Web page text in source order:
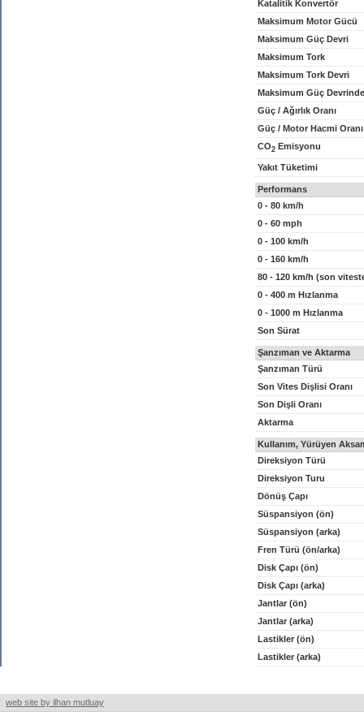
Katalitik Konvertör
Maksimum Motor Gücü
Maksimum Güç Devri
Maksimum Tork
Maksimum Tork Devri
Maksimum Güç
Güç / Ağırlık Oranı
Güç / Motor Hacmi Oranı
CO2 Emisyonu
Yakıt Tüketimi
Performans
0 - 80 km/h
0 - 60 mph
0 - 100 km/h
0 - 160 km/h
80 - 120 km/h (son
0 - 400 m Hızlanma
0 - 1000 m Hızlanma
Son Sürat
Şanzıman ve Aktarma
Şanzıman Türü
Son Vites Dişlisi Oranı
Son Dişli Oranı
Aktarma
Kullanım, Yürüyen
Direksiyon Türü
Direksiyon Turu
Dönüş Çapı
Süspansiyon (ön)
Süspansiyon (arka)
Fren Türü (ön/arka)
Disk Çapı (ön)
Disk Çapı (arka)
Jantlar (ön)
Jantlar (arka)
Lastikler (ön)
Lastikler (arka)
web site by ilhan mutluay